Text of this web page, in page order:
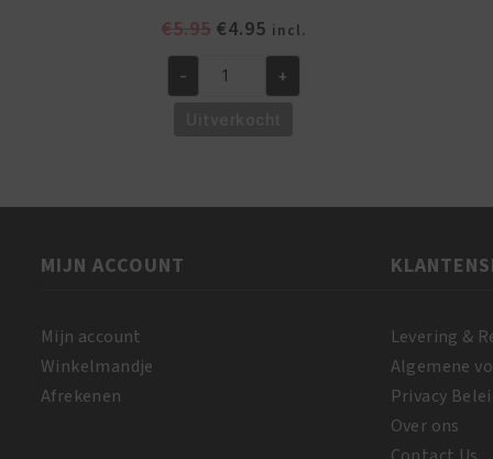
€5.95 Oorspronkelijke
was:
€4.95Huidige
prijs
is:
incl.
237
- +
MIJN ACCOUNT
Mijn account
Winkelmandje
Afrekenen
Levering &
Algemene
Privacy
Over ons